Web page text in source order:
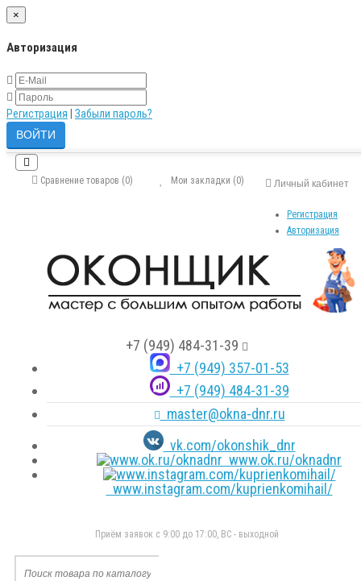
×
Авторизация
Регистрация Забыли пароль?
Личный кабинет
Регистрация
Авторизация
Мои закладки (0)
Сравнение товаров (0)
+7 (949) 484-31-39
+7 (949) 357-01-53
+7 (949) 484-31-39
master@okna-dnr.ru
vk.com/okonshik_dnr
www.ok.ru/oknadnr
www.instagram.com/kuprienkomihail/
Приём заявок с 9:00 до 17:00, ВС - выходной